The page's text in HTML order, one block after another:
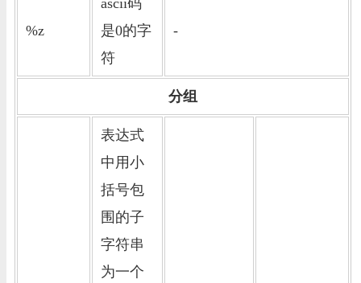
%z
ascii码
是0的字
符
-
分组
表达式
中用小
括号包
围的子
字符串
为一个